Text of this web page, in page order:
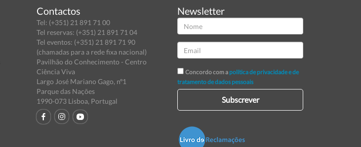
Contactos
Tel: (+351) 21 891 71 00
Tel reservas: (+351) 21 891 71 04
Tel eventos: (+351) 21 891 71 90
(chamadas para a rede fixa nacional)
Pavilhão do Conhecimento - Centro
Ciência Viva
Largo José Mariano Gago, nº1
Parque das Nações
1990-073 Lisboa, Portugal
Newsletter
Concordo com a política de privacidade e de
tratamento de dados pessoais
Subscrever